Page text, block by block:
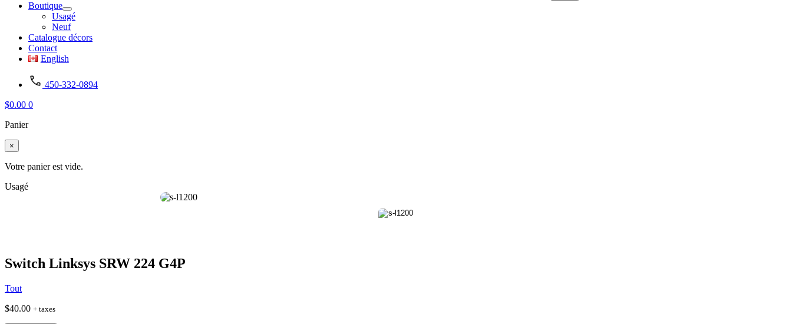
Boutique
Usagé
Neuf
Catalogue décors
Contact
English
450-332-0894
$0.00 0
Panier
×
Votre panier est vide.
Usagé
Switch Linksys SRW 224 G4P
Tout
$40.00 + taxes